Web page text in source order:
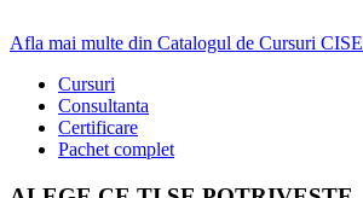
Afla mai multe din Catalogul de Cursuri
Cursuri
Consultanta
Certificare
Pachet complet